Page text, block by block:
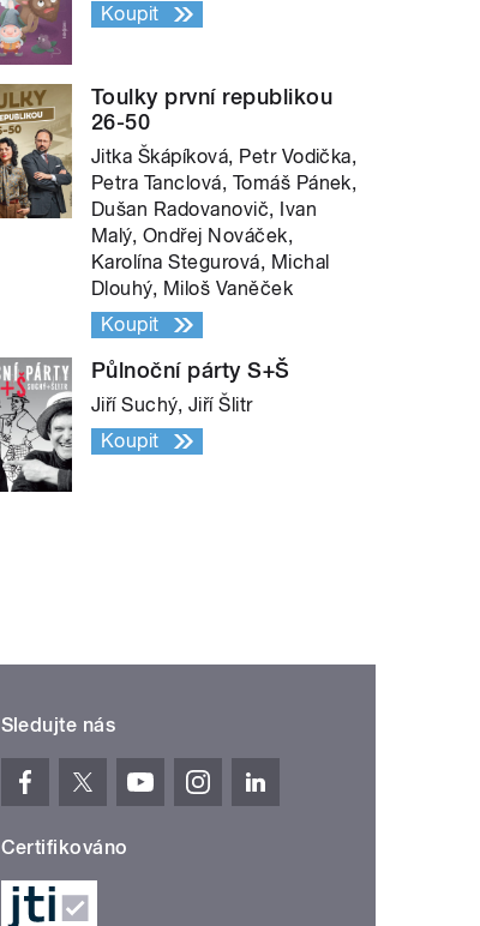
Koupit
Toulky první republikou
26-50
Jitka Škápíková, Petr Vodička,
Petra Tanclová, Tomáš Pánek,
Dušan Radovanovič, Ivan
Malý, Ondřej Nováček,
Karolína Stegurová, Michal
Dlouhý, Miloš Vaněček
Koupit
Půlnoční párty S+Š
Jiří Suchý, Jiří Šlitr
Koupit
Sledujte nás
Certifikováno